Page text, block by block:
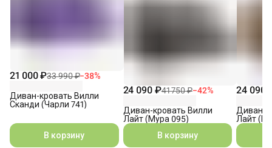
21 000 ₽33 990 ₽−38%
Диван-кровать Вилли
Сканди (Чарли 741)
В корзину
24 090 ₽41 750 ₽−42%
Диван-кровать Вилли
Лайт (Мура 095)
В корзину
24 090
Диван-
Лайт